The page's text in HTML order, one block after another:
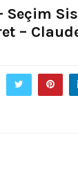
Seçim
–